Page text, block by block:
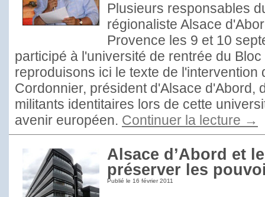
Plusieurs responsables
régionaliste Alsace
Provence les 9 et 10
participé à l'université de rentrée du
reproduisons ici le texte de l'intervention
Cordonnier, président d'Alsace d'Abord,
militants identitaires lors de cette
avenir européen. Continuer la lecture →
Alsace d’Abord et
préserver les
Publié le 16 février 2011